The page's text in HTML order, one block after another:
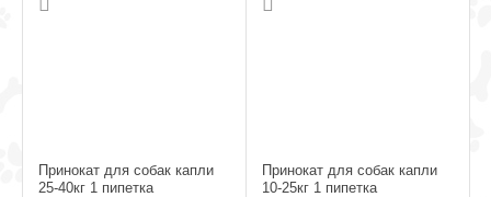
Принокат для собак капли
25-40кг 1 пипетка
Принокат для собак капли
10-25кг 1 пипетка